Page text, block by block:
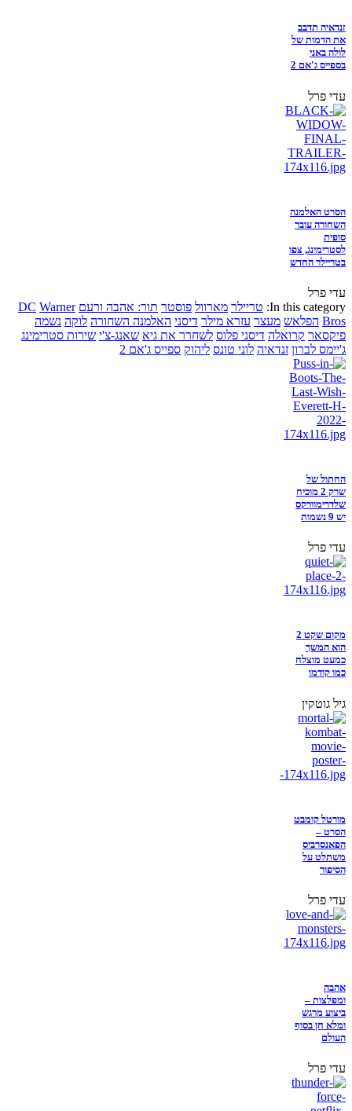
זנדאיה תדבב
את הדמות של
לולה באני
בספייס ג'אם 2
עדי פרל
הסרט האלמנה
השחורה עובר
סופית
לסטרימינג, צפו
בטריילר החדש
עדי פרל
In this category: טריילר מארוול פוסטר תור: אהבה ורעם DC Warner
Bros הפלאש מעצר עזרא מילר דיסני האלמנה השחורה לוקה נשמה
פיקסאר קרואלה דיסני פלוס לשחרר את גיא שאנג-צ'י שירות סטרימינג
ג'יימס לברון זנדאיה לוני טונס ליהוק ספייס ג'אם 2
החתול של
שרק 2 מוכיח
שלדרימוורקס
יש 9 נשמות
עדי פרל
מקום שקט 2
הוא המשך
כמעט מוצלח
כמו קודמו
גיל גוטקין
מורטל קומבט
הסרט –
הפאנסרביס
משתלט על
הסיפור
עדי פרל
אהבה
ומפלצות –
ביצוע מרגש
ומלא חן בסוף
העולם
עדי פרל